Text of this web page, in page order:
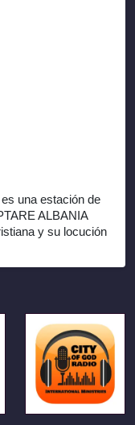
una estación de
ALBANIA
y su locución